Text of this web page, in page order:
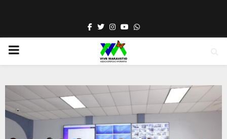
Facebook
TwitterInstagram
YoutubeWhatsapp
PRIMARY